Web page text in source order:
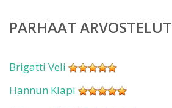
PARHAAT ARVOSTELUT
Brigatti Veli
Hannun Klapi